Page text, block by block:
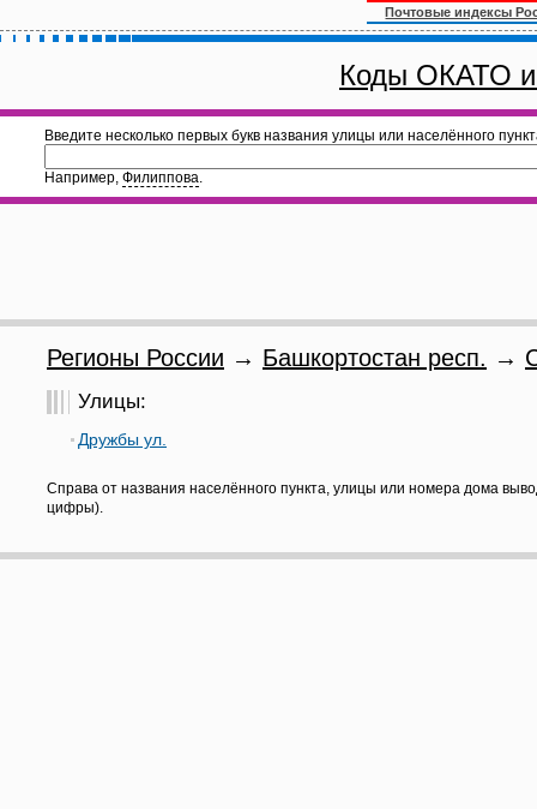
Почтовые индексы
Коды ОКАТО
Введите несколько первых букв названия улицы или населённого
Например, Филиппова.
Регионы России → Башкортостан респ. →
Улицы:
Дружбы ул.
Справа от названия населённого пункта, улицы или номера дома
цифры).